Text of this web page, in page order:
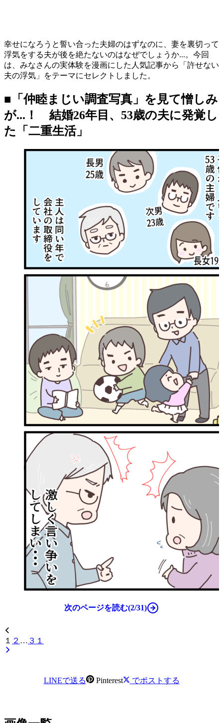
幸せになろうと誓い合った夫婦のはずなのに、妻を裏切って
浮気をする夫が後を絶たないのはなぜでしょうか...。 今回
は、みなさんの実体験を漫画にした人気記事から「許せない
夫の浮気」をテーマにセレクトしました。
■「仲睦まじい調査写真」を見て憎しみ
が...！ 結婚26年目、53歳の夫に発覚し
た「二重生活」
次のページを読む(2/31)
１ ２ … ３１
LINEで送る Pinterest でポストする